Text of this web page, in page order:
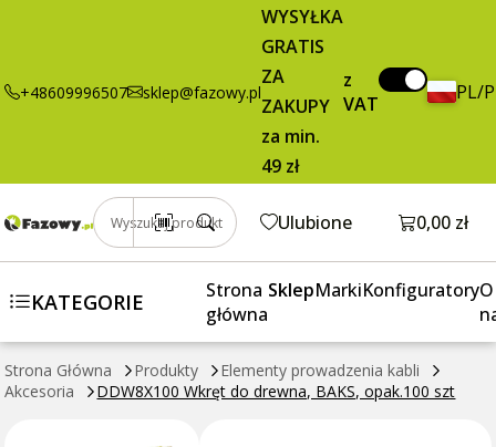
+48609996507 sklep@fazowy.pl
WYSYŁKA
GRATIS
ZA
ZAKUPY
za min.
49 zł
z
VAT
PL/
Wyszukaj produkt Ulubione Otwórz
0,00 zł
KATEGORIE
Strona
główna
SklepMarkiKonfiguratoryO
Strona Główna Produkty
Elementy prowadzenia kabli
Akcesoria
DDW8X100 Wkręt do drewna, BAKS, opak.100 szt
opak.100 szt
79,95 zł
brutto / szt. Dodaj do koszyka